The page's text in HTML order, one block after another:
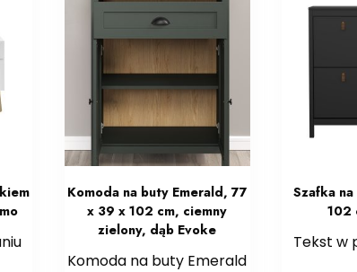
Komoda na buty Emerald, 77
x 39 x 102 cm, ciemny
zielony, dąb Evoke
Komoda na buty Emerald
Szafka
102
Tekst w